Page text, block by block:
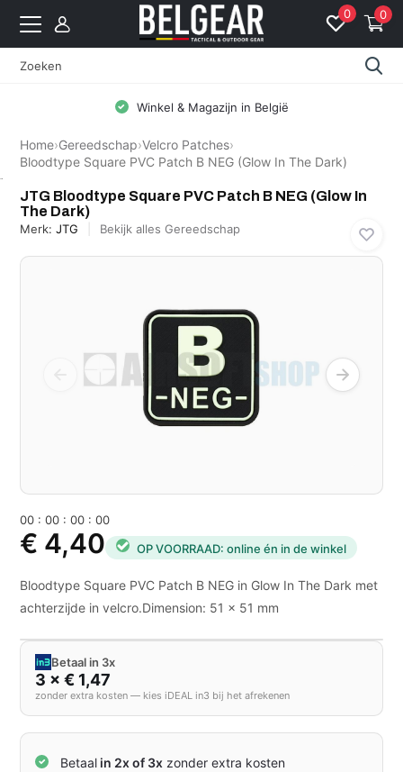
0 0
Winkel & Magazijn in België
Home›Gereedschap›Velcro Patches›
Bloodtype Square PVC Patch B NEG (Glow In The Dark)
JTG Bloodtype Square PVC Patch B NEG (Glow In
The Dark)
Merk:JTG Bekijk alles Gereedschap
00 :00 :00 :00
€ 4,40 OP VOORRAAD: online én in de winkel
Bloodtype Square PVC Patch B NEG in Glow In The Dark met
achterzijde in velcro.Dimension: 51 x 51 mm
Betaal in 3x
3 × € 1,47
zonder extra kosten — kies iDEAL in3 bij het afrekenen
Betaal in 2x of 3x zonder extra kosten